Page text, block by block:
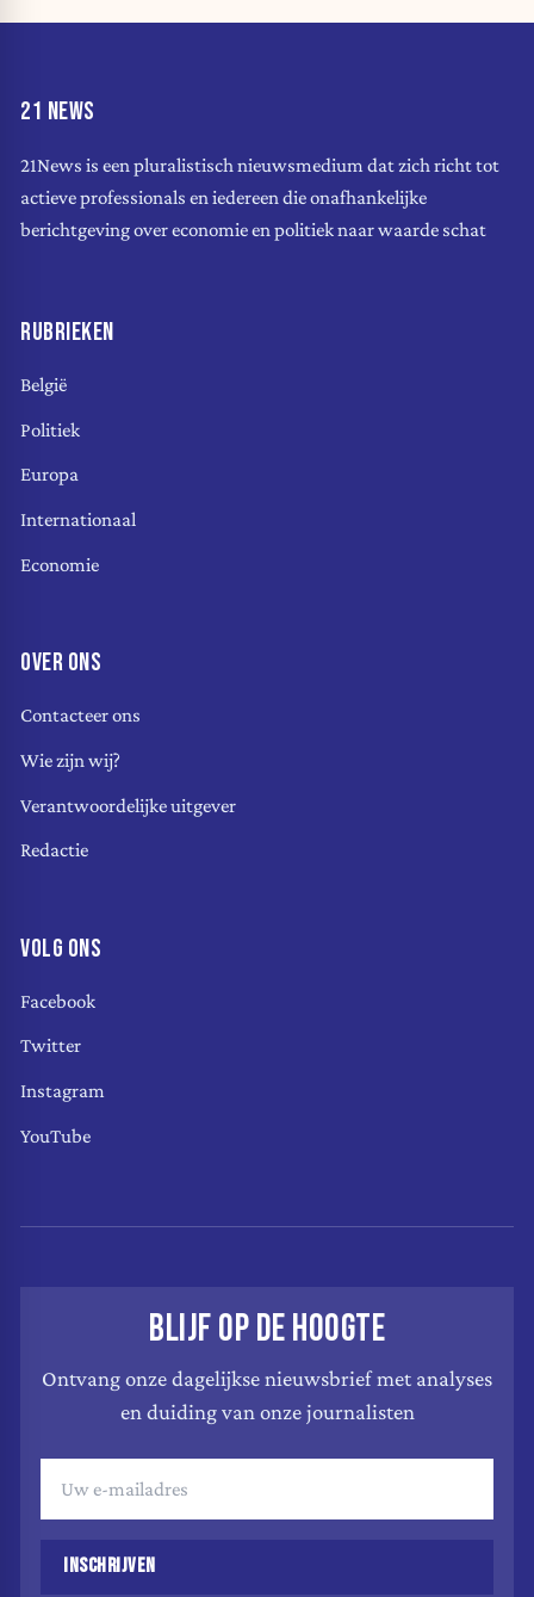
21 NEWS
21News is een pluralistisch nieuwsmedium dat zich richt tot
actieve professionals en iedereen die onafhankelijke
berichtgeving over economie en politiek naar waarde schat
RUBRIEKEN
België
Politiek
Europa
Internationaal
Economie
OVER ONS
Contacteer ons
Wie zijn wij?
Verantwoordelijke uitgever
Redactie
VOLG ONS
Facebook
Twitter
Instagram
YouTube
BLIJF OP DE HOOGTE
Ontvang onze dagelijkse nieuwsbrief met analyses
en duiding van onze journalisten
INSCHRIJVEN